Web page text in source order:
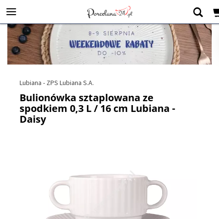
Lubiana - ZPS Lubiana S.A.
Bulionówka sztaplowana ze
spodkiem 0,3 L / 16 cm Lubiana -
Daisy